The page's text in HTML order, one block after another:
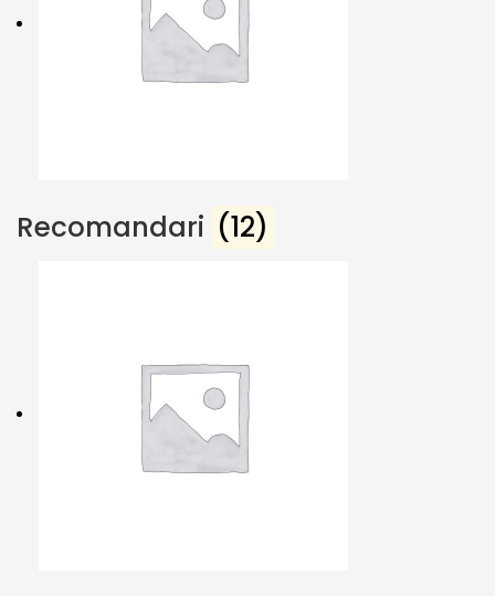
Recomandari (12)